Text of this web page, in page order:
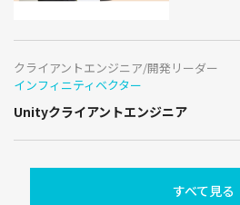
クライアントエンジニア/開発リーダー
インフィニティベクター
Unityクライアントエンジニア
すべて見る